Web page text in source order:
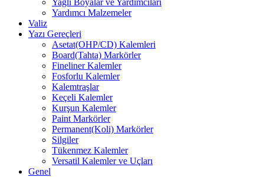
Yağlı Boyalar ve Yardımcıları
Yardımcı Malzemeler
Valiz
Yazı Gereçleri
Asetat(OHP/CD) Kalemleri
Board(Tahta) Markörler
Fineliner Kalemler
Fosforlu Kalemler
Kalemtraşlar
Keçeli Kalemler
Kurşun Kalemler
Paint Markörler
Permanent(Koli) Markörler
Silgiler
Tükenmez Kalemler
Versatil Kalemler ve Uçları
Genel